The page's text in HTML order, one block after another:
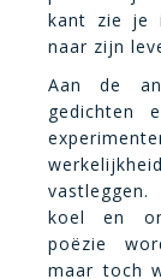
kant zie je
naar zijn
Aan de
gedichten
koel en
poëzie
maar toch